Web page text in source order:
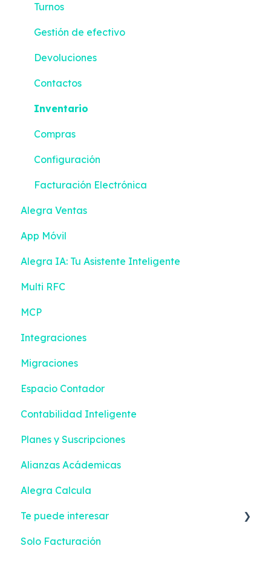
Inventario
Bancos
Contabilidad
Reportes Inteligentes
Configuración
Facturación Electrónica
Mis Tareas
Turnos
Gestión de efectivo
Devoluciones
Contactos
Inventario
Compras
Configuración
Facturación Electrónica
Alegra Ventas
App Móvil
Alegra IA: Tu Asistente Inteligente
Multi RFC
MCP
Integraciones
Migraciones
Espacio Contador
Contabilidad Inteligente
Planes y Suscripciones
Alianzas Acádemicas
Alegra Calcula
Te puede interesar
Facturación Electrónica
Solo Facturación